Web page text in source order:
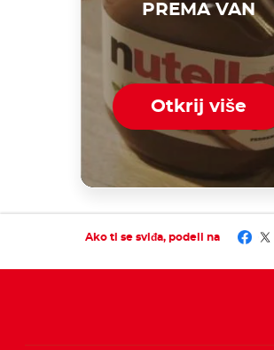
PREMA VAN
Otkrij više
Ako ti se sviđa, podeli na